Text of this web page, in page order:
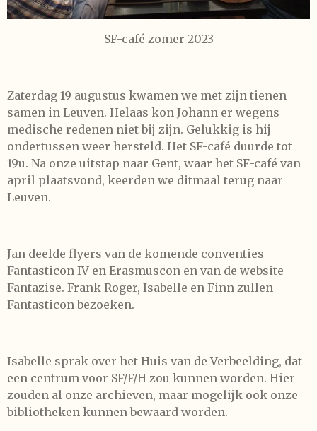
SF-café zomer 2023
Zaterdag 19 augustus kwamen we met zijn tienen
samen in Leuven. Helaas kon Johann er wegens
medische redenen niet bij zijn. Gelukkig is hij
ondertussen weer hersteld. Het SF-café duurde tot
19u. Na onze uitstap naar Gent, waar het SF-café van
april plaatsvond, keerden we ditmaal terug naar
Leuven.
Jan deelde flyers van de komende conventies
Fantasticon IV en Erasmuscon en van de website
Fantazise. Frank Roger, Isabelle en Finn zullen
Fantasticon bezoeken.
Isabelle sprak over het Huis van de Verbeelding, dat
een centrum voor SF/F/H zou kunnen worden. Hier
zouden al onze archieven, maar mogelijk ook onze
bibliotheken kunnen bewaard worden.